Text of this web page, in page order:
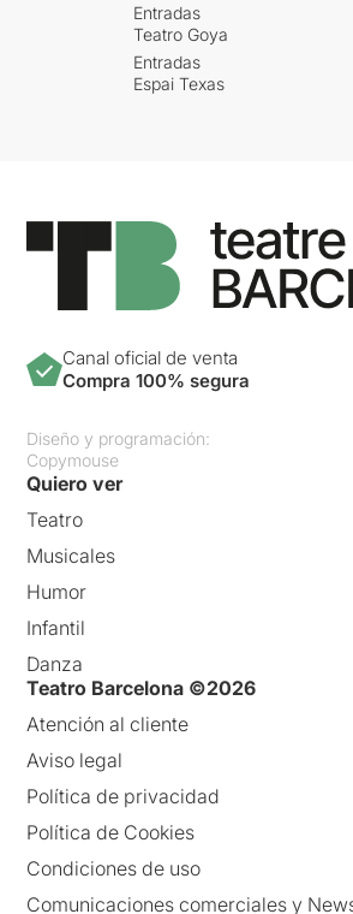
Entradas
Teatro Goya
Entradas
Espai Texas
Canal oficial de venta
Compra 100% segura
Diseño y programación:
Copymouse
Quiero ver
Teatro
Musicales
Humor
Infantil
Danza
Teatro Barcelona ©2026
Atención al cliente
Aviso legal
Política de privacidad
Política de Cookies
Condiciones de uso
Comunicaciones comerciales y